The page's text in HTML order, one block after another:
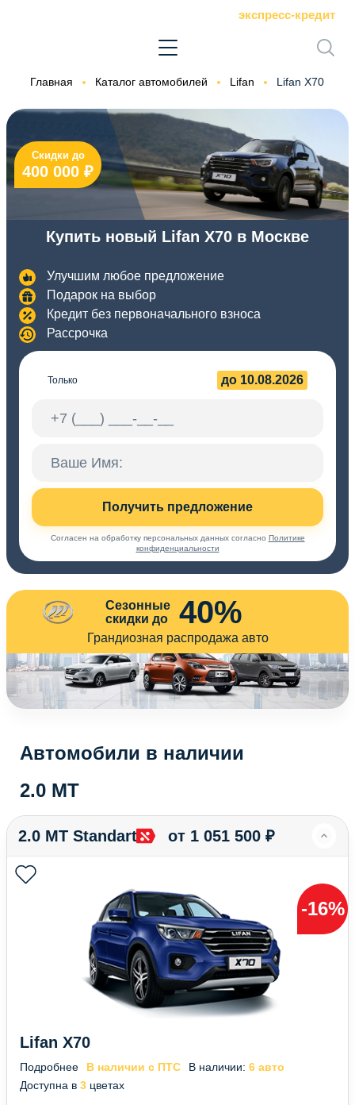
экспресс-кредит
Главная Каталог автомобилей Lifan Lifan X70
Купить новый Lifan X70 в Москве
Улучшим любое предложение
Подарок на выбор
Кредит без первоначального взноса
Рассрочка
Скидки до
400 000 ₽
Только до 10.08.2026
Получить предложение
Согласен на обработку персональных данных согласно Политике
конфиденциальности
Сезонные
скидки до
40%
Грандиозная распродажа авто
Автомобили в наличии
2.0 MT
2.0 MT Standart от 1 051 500 ₽
-16%
Lifan X70
Подробнее В наличии с ПТС В наличии: 6 авто
Доступна в 3 цветах